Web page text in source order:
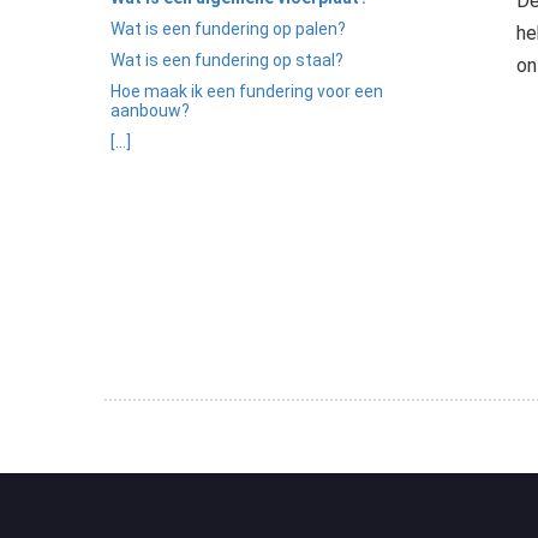
Wat is een fundering op palen?
Wat is een fundering op staal?
Hoe maak ik een fundering voor een
aanbouw?
[...]